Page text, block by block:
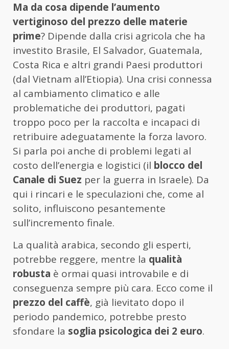
Ma da cosa dipende l’aumento
vertiginoso del prezzo delle materie
prime? Dipende dalla crisi agricola che ha
investito Brasile, El Salvador, Guatemala,
Costa Rica e altri grandi Paesi produttori
(dal Vietnam all’Etiopia). Una crisi connessa
al cambiamento climatico e alle
problematiche dei produttori, pagati
troppo poco per la raccolta e incapaci di
retribuire adeguatamente la forza lavoro.
Si parla poi anche di problemi legati al
costo dell’energia e logistici (il blocco del
Canale di Suez per la guerra in Israele). Da
qui i rincari e le speculazioni che, come al
solito, influiscono pesantemente
sull’incremento finale.
La qualità arabica, secondo gli esperti,
potrebbe reggere, mentre la qualità
robusta è ormai quasi introvabile e di
conseguenza sempre più cara. Ecco come il
prezzo del caffè, già lievitato dopo il
periodo pandemico, potrebbe presto
sfondare la soglia psicologica dei 2 euro.